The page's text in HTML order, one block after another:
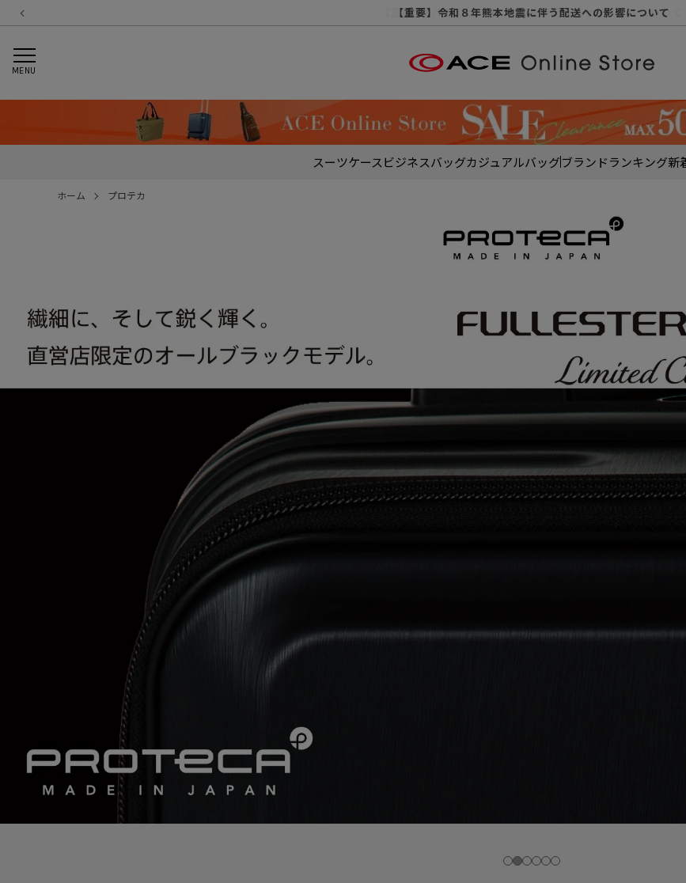
【重要】8/11（火・祝）休業及び配送スケジュールについて
【重要】令和８年熊本地震に伴う配送への影響について
【重要】納品書・領収書ペーパーレス化（電子化）のお知らせ
【重要】天候不良や交通状況・物量増等に伴う配送への影響につ
【重要】悪質な詐欺サイトにご注意ください
【重要】各種メールが届かない場合に関しまして
【重要】お問い合わせのご対応に関しまして
【重要】SNSのなりすまし詐欺にご注意ください
MENU
スーツケースビジネスバッグカジュアルバッグブランドランキング新
ホーム プロテカ